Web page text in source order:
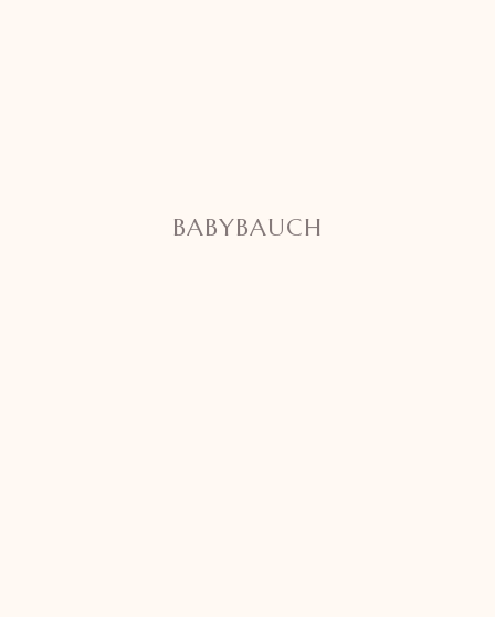
BABYBAUCH